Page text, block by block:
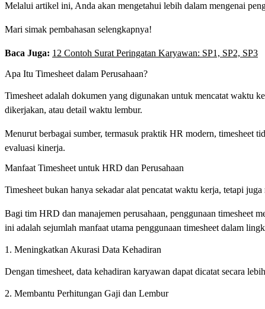
Melalui artikel ini, Anda akan mengetahui lebih dalam mengenai
Mari simak pembahasan selengkapnya!
Baca Juga: 12 Contoh Surat Peringatan Karyawan: SP1, SP2, SP3
Apa Itu Timesheet dalam Perusahaan?
Timesheet adalah dokumen yang digunakan untuk mencatat waktu
dikerjakan, atau detail waktu lembur.
Menurut berbagai sumber, termasuk praktik HR modern, timesheet
evaluasi kinerja.
Manfaat Timesheet untuk HRD dan Perusahaan
Timesheet bukan hanya sekadar alat pencatat waktu kerja, tetapi
Bagi tim HRD dan manajemen perusahaan, penggunaan timesheet
ini adalah sejumlah manfaat utama penggunaan timesheet dalam
1. Meningkatkan Akurasi Data Kehadiran
Dengan timesheet, data kehadiran karyawan dapat dicatat secara
2. Membantu Perhitungan Gaji dan Lembur